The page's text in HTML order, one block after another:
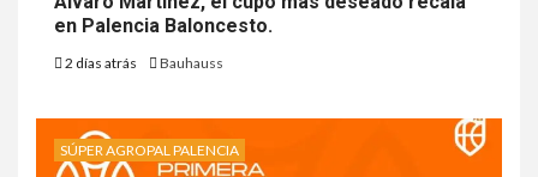
en Palencia Baloncesto.
2 días atrás Bauhauss
SÚPER AGROPAL PALENCIA